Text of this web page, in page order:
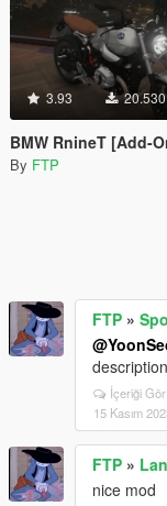
3.93 20.530
BMW RnineT [Add-
By FTP
FTP »
description
İçeriği Gör
15 Kasım
FTP »
nice mod